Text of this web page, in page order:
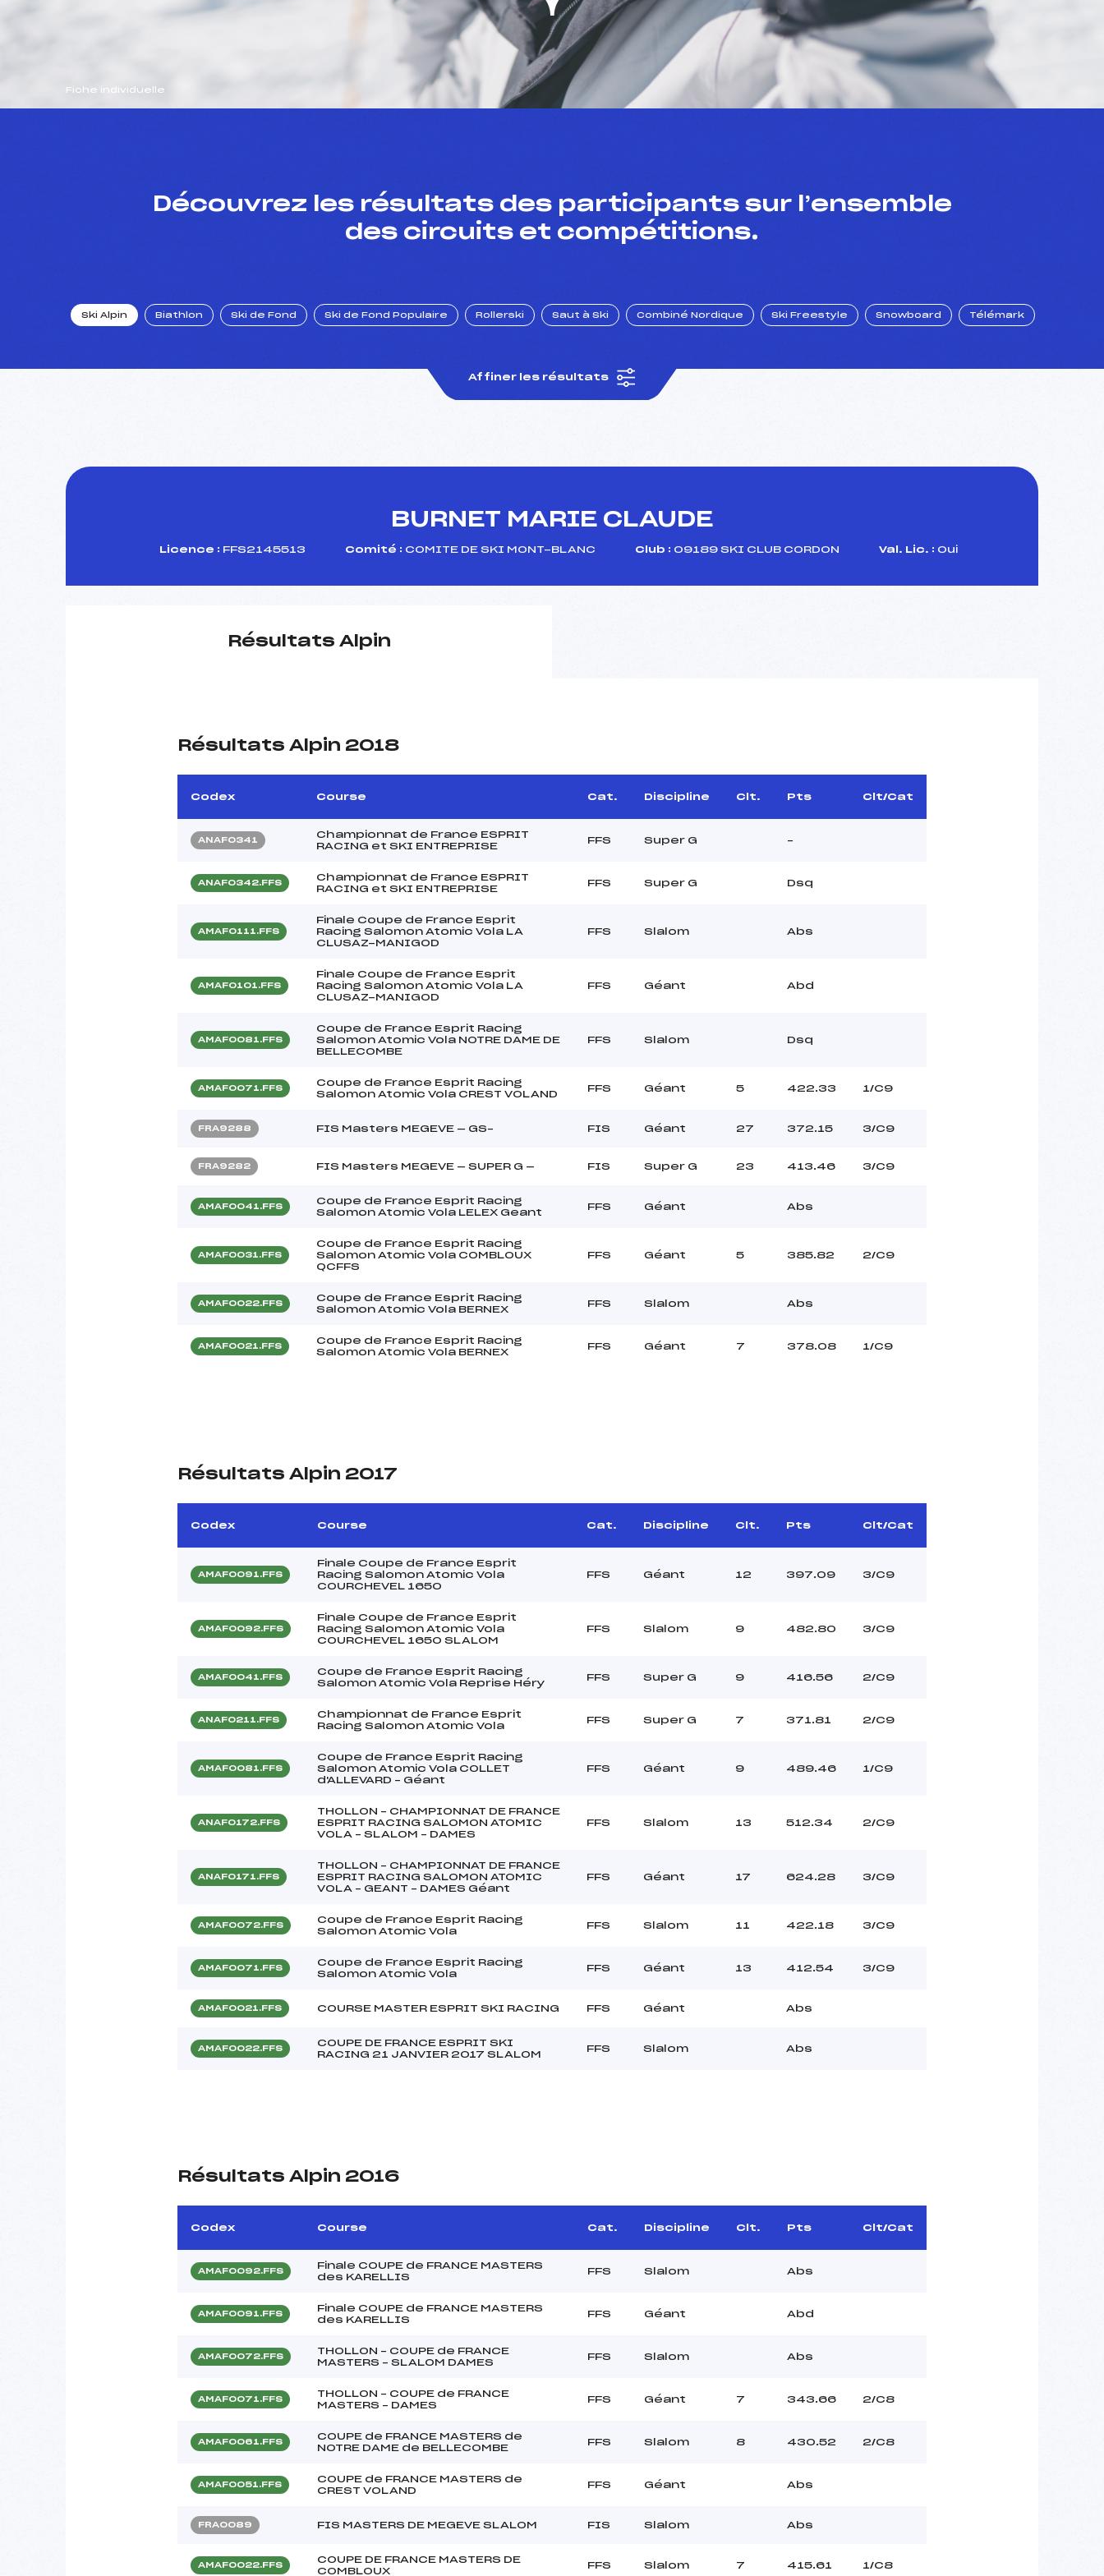
Fiche individuelle
Découvrez les résultats des participants sur l’ensemble
des circuits et compétitions.
Ski Alpin Biathlon Ski de Fond Ski de Fond Populaire Rollerski Saut à Ski Combiné Nordique Ski Freestyle Snowboard Télémark
Affiner les résultats
BURNET MARIE CLAUDE
Licence : FFS2145513 Comité : COMITE DE SKI MONT-BLANC Club : 09189 SKI CLUB CORDON Val. Lic. : Oui
Résultats Alpin
Résultats Alpin 2018
Codex Course Cat. Discipline Clt. Pts Clt/Cat
ANAF0341
Championnat de France ESPRIT
RACING et SKI ENTREPRISE
FFS Super G –
ANAF0342.FFS
Championnat de France ESPRIT
RACING et SKI ENTREPRISE
FFS Super G Dsq
AMAF0111.FFS
Finale Coupe de France Esprit
Racing Salomon Atomic Vola LA
CLUSAZ-MANIGOD
FFS Slalom Abs
AMAF0101.FFS
Finale Coupe de France Esprit
Racing Salomon Atomic Vola LA
CLUSAZ-MANIGOD
FFS Géant Abd
AMAF0081.FFS
Coupe de France Esprit Racing
Salomon Atomic Vola NOTRE DAME DE
BELLECOMBE
FFS Slalom Dsq
AMAF0071.FFS
Coupe de France Esprit Racing
Salomon Atomic Vola CREST VOLAND
FFS Géant 5 422.33 1/C9
FRA9288 FIS Masters MEGEVE — GS– FIS Géant 27 372.15 3/C9
FRA9282 FIS Masters MEGEVE — SUPER G — FIS Super G 23 413.46 3/C9
AMAF0041.FFS
Coupe de France Esprit Racing
Salomon Atomic Vola LELEX Geant
FFS Géant Abs
AMAF0031.FFS
Coupe de France Esprit Racing
Salomon Atomic Vola COMBLOUX
QCFFS
FFS Géant 5 385.82 2/C9
AMAF0022.FFS
Coupe de France Esprit Racing
Salomon Atomic Vola BERNEX
FFS Slalom Abs
AMAF0021.FFS
Coupe de France Esprit Racing
Salomon Atomic Vola BERNEX
FFS Géant 7 378.08 1/C9
Résultats Alpin 2017
Codex Course Cat. Discipline Clt. Pts Clt/Cat
AMAF0091.FFS
Finale Coupe de France Esprit
Racing Salomon Atomic Vola
COURCHEVEL 1650
FFS Géant 12 397.09 3/C9
AMAF0092.FFS
Finale Coupe de France Esprit
Racing Salomon Atomic Vola
COURCHEVEL 1650 SLALOM
FFS Slalom 9 482.80 3/C9
AMAF0041.FFS
Coupe de France Esprit Racing
Salomon Atomic Vola Reprise Héry
FFS Super G 9 416.56 2/C9
ANAF0211.FFS
Championnat de France Esprit
Racing Salomon Atomic Vola
FFS Super G 7 371.81 2/C9
AMAF0081.FFS
Coupe de France Esprit Racing
Salomon Atomic Vola COLLET
d'ALLEVARD – Géant
FFS Géant 9 489.46 1/C9
ANAF0172.FFS
THOLLON – CHAMPIONNAT DE FRANCE
ESPRIT RACING SALOMON ATOMIC
VOLA – SLALOM – DAMES
FFS Slalom 13 512.34 2/C9
ANAF0171.FFS
THOLLON – CHAMPIONNAT DE FRANCE
ESPRIT RACING SALOMON ATOMIC
VOLA – GEANT – DAMES Géant
FFS Géant 17 624.28 3/C9
AMAF0072.FFS
Coupe de France Esprit Racing
Salomon Atomic Vola
FFS Slalom 11 422.18 3/C9
AMAF0071.FFS
Coupe de France Esprit Racing
Salomon Atomic Vola
FFS Géant 13 412.54 3/C9
AMAF0021.FFS COURSE MASTER ESPRIT SKI RACING FFS Géant Abs
AMAF0022.FFS
COUPE DE FRANCE ESPRIT SKI
RACING 21 JANVIER 2017 SLALOM
FFS Slalom Abs
Résultats Alpin 2016
Codex Course Cat. Discipline Clt. Pts Clt/Cat
AMAF0092.FFS
Finale COUPE de FRANCE MASTERS
des KARELLIS
FFS Slalom Abs
AMAF0091.FFS
Finale COUPE de FRANCE MASTERS
des KARELLIS
FFS Géant Abd
AMAF0072.FFS
THOLLON – COUPE de FRANCE
MASTERS – SLALOM DAMES
FFS Slalom Abs
AMAF0071.FFS
THOLLON – COUPE de FRANCE
MASTERS – DAMES
FFS Géant 7 343.66 2/C8
AMAF0061.FFS
COUPE de FRANCE MASTERS de
NOTRE DAME de BELLECOMBE
FFS Slalom 8 430.52 2/C8
AMAF0051.FFS
COUPE de FRANCE MASTERS de
CREST VOLAND
FFS Géant Abs
FRA0089 FIS MASTERS DE MEGEVE SLALOM FIS Slalom Abs
AMAF0022.FFS
COUPE DE FRANCE MASTERS DE
COMBLOUX
FFS Slalom 7 415.61 1/C8